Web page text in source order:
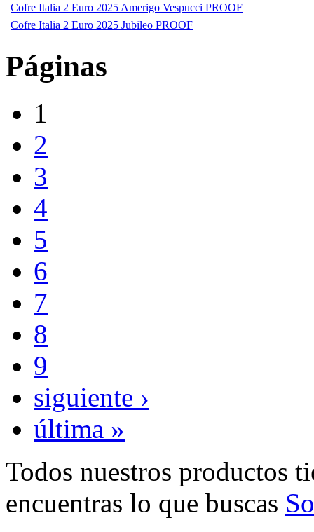
Cofre Italia 2 Euro 2025 Amerigo Vespucci PROOF
Cofre Italia 2 Euro 2025 Jubileo PROOF
Páginas
1
2
3
4
5
6
7
8
9
siguiente ›
última »
Todos nuestros productos
encuentras lo que buscas